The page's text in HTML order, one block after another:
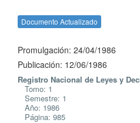
Documento Actualizado
Promulgación: 24/04/1986
Publicación: 12/06/1986
Registro Nacional de Leyes y
Tomo: 1
Semestre: 1
Año: 1986
Página: 985